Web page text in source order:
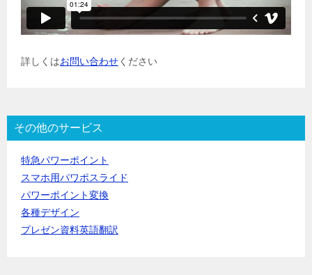
詳しくはお問い合わせください
その他のサービス
特急パワーポイント
スマホ用パワポスライド
パワーポイント変換
各種デザイン
プレゼン資料英語翻訳